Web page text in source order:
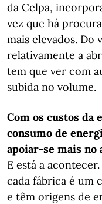
da Celpa,
vez que há
mais elevados. Do
relativamente a
tem que ver com
subida no volume.
Com os custos da
consumo de
apoiar-se mais no
E está a
cada fábrica é um
e têm origens de